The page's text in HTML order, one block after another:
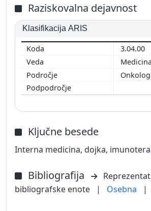
Raziskovalna dejavnost
Klasifikacija ARIS
3.04.00
Medicina
Ključne besede
Interna medicina, dojka,
Bibliografija
bibliografske enote
| Osebna |